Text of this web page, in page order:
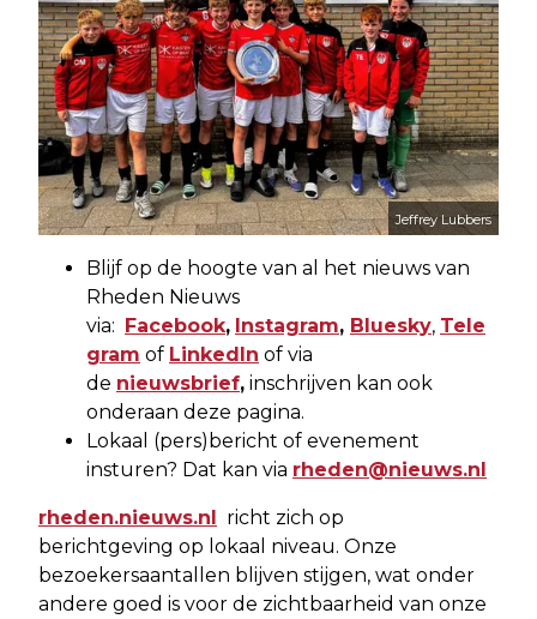
Jeffrey Lubbers
Blijf op de hoogte van al het nieuws van
Rheden Nieuws
via: Facebook, Instagram, Bluesky, Tele
gram of LinkedIn of via
de nieuwsbrief, inschrijven kan ook
onderaan deze pagina.
Lokaal (pers)bericht of evenement
insturen? Dat kan via rheden@nieuws.nl
rheden.nieuws.nl richt zich op
berichtgeving op lokaal niveau. Onze
bezoekersaantallen blijven stijgen, wat onder
andere goed is voor de zichtbaarheid van onze